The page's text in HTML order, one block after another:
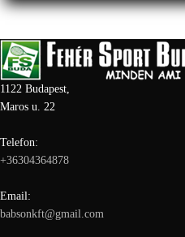
1122 Budapest,
Maros u. 22
Telefon:
+36304364878
Email:
babsonkft@gmail.com